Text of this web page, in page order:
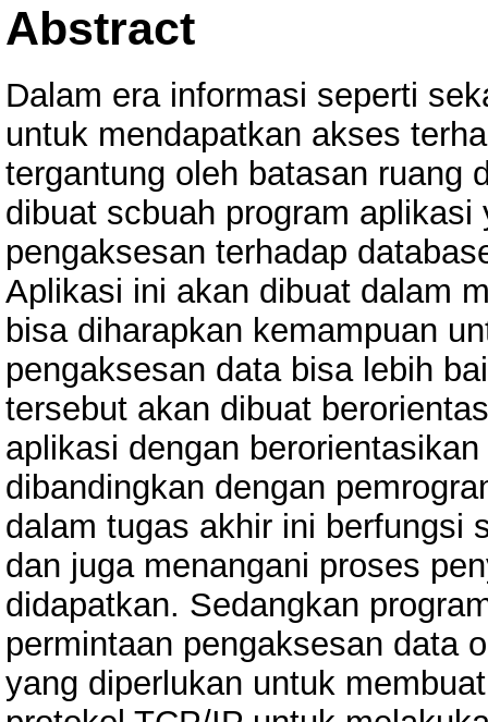
Abstract
Dalam era informasi seperti
untuk mendapatkan akses
tergantung oleh batasan ruang
dibuat scbuah program
pengaksesan terhadap
Aplikasi ini akan dibuat dalam
bisa diharapkan kemampuan
pengaksesan data bisa lebih
tersebut akan dibuat
aplikasi dengan
dibandingkan dengan
dalam tugas akhir ini berfungsi
dan juga menangani proses
didapatkan. Sedangkan
permintaan pengaksesan data
yang diperlukan untuk